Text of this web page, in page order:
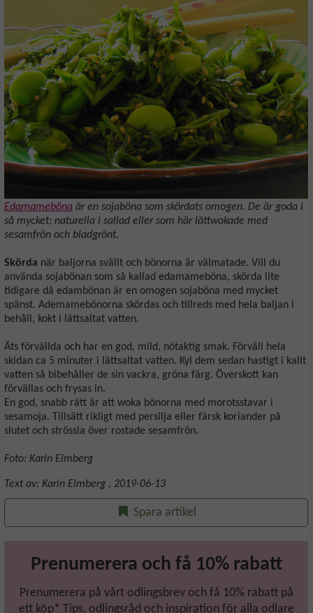
Edamameböna är en sojaböna som skördats omogen. De är goda i
så mycket; naturella i sallad eller som här lättwokade med
sesamfrön och bladgrönt.
Skörda när baljorna svällt och bönorna är välmatade. Vill du
använda sojabönan som så kallad edamameböna, skörda lite
tidigare då edambönan är en omogen sojaböna med mycket
spänst. Ademamebönorna skördas och tillreds med hela baljan i
behåll, kokt i lättsaltat vatten.
Äts förvällda och har en god, mild, nötaktig smak. Förväll hela
skidan ca 5 minuter i lättsaltat vatten. Kyl dem sedan hastigt i kallt
vatten så bibehåller de sin vackra, gröna färg. Överskott kan
förvällas och frysas in.
En god, snabb rätt är att woka bönorna med morotsstavar i
sesamoja. Tillsätt rikligt med persilja eller färsk koriander på
slutet och strössla över rostade sesamfrön.
Foto: Karin Elmberg
Text av: Karin Elmberg , 2019-06-13
Spara artikel
Prenumerera och få 10% rabatt
Prenumerera på vårt odlingsbrev och få 10% rabatt på
ett köp* Tips, odlingsråd och inspiration för alla odlare